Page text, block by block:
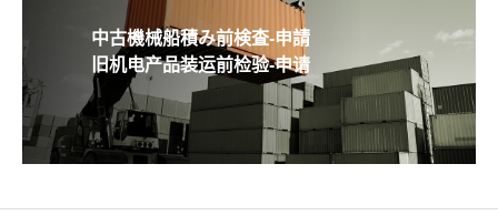
中古機械船積み前検査-申請
旧机电产品装运前检验-申请